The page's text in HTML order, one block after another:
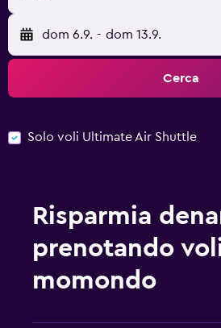
dom 6.9. - dom 13.9.
Cerca
Solo voli Ultimate Air Shuttle
Risparmia
prenotando
momondo